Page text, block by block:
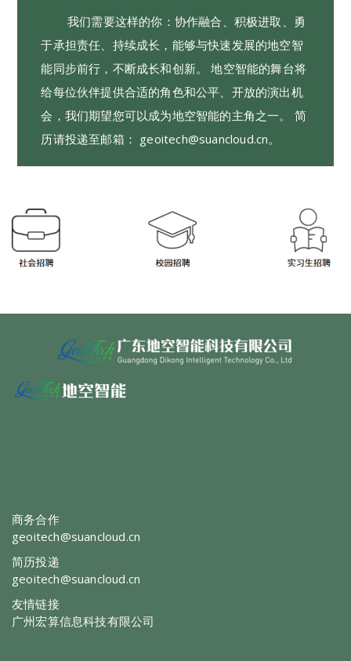
我们需要这样的你：协作融合、积极进取、勇
于承担责任、持续成长，能够与快速发展的地空智
能同步前行，不断成长和创新。 地空智能的舞台将
给每位伙伴提供合适的角色和公平、开放的演出机
会，我们期望您可以成为地空智能的主角之一。 简
历请投递至邮箱： geoitech@suancloud.cn。
商务合作
geoitech@suancloud.cn
简历投递
geoitech@suancloud.cn
友情链接
广州宏算信息科技有限公司